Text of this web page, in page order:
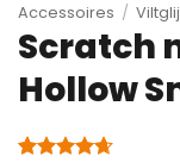
Accessoires /
Scratch
Hollow